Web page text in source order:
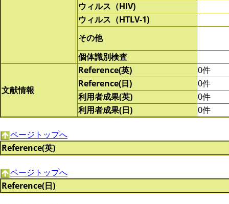
ウィルス（HIV)
ウィルス（HTLV-1)
その他
個体識別検査
文献情報
Reference(英)
0件
Reference(日)
0件
利用者成果(英)
0件
利用者成果(日)
0件
ページトップへ
Reference(英)
ページトップへ
Reference(日)